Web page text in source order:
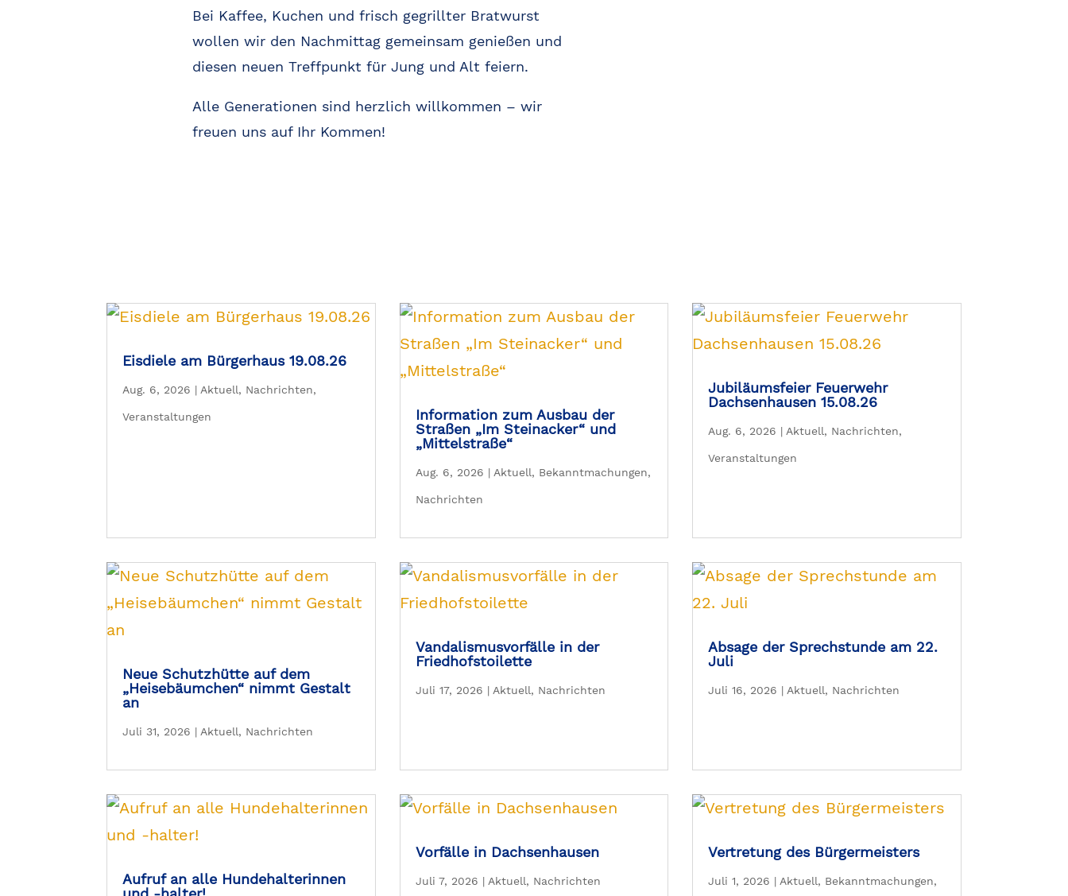
Bei Kaffee, Kuchen und frisch gegrillter Bratwurst
wollen wir den Nachmittag gemeinsam genießen und
diesen neuen Treffpunkt für Jung und Alt feiern.
Alle Generationen sind herzlich willkommen – wir
freuen uns auf Ihr Kommen!
Eisdiele am Bürgerhaus 19.08.26
Aug. 6, 2026 | Aktuell, Nachrichten,
Veranstaltungen
Information zum Ausbau der
Straßen „Im Steinacker“ und
„Mittelstraße“
Aug. 6, 2026 | Aktuell, Bekanntmachungen,
Nachrichten
Jubiläumsfeier Feuerwehr
Dachsenhausen 15.08.26
Aug. 6, 2026 | Aktuell, Nachrichten,
Veranstaltungen
Neue Schutzhütte auf dem
„Heisebäumchen“ nimmt Gestalt
an
Juli 31, 2026 | Aktuell, Nachrichten
Vandalismusvorfälle in der
Friedhofstoilette
Juli 17, 2026 | Aktuell, Nachrichten
Absage der Sprechstunde am 22.
Juli
Juli 16, 2026 | Aktuell, Nachrichten
Aufruf an alle Hundehalterinnen
Vorfälle in Dachsenhausen
Juli 7, 2026 | Aktuell, Nachrichten
Vertretung des Bürgermeisters
Juli 1, 2026 | Aktuell, Bekanntmachungen,